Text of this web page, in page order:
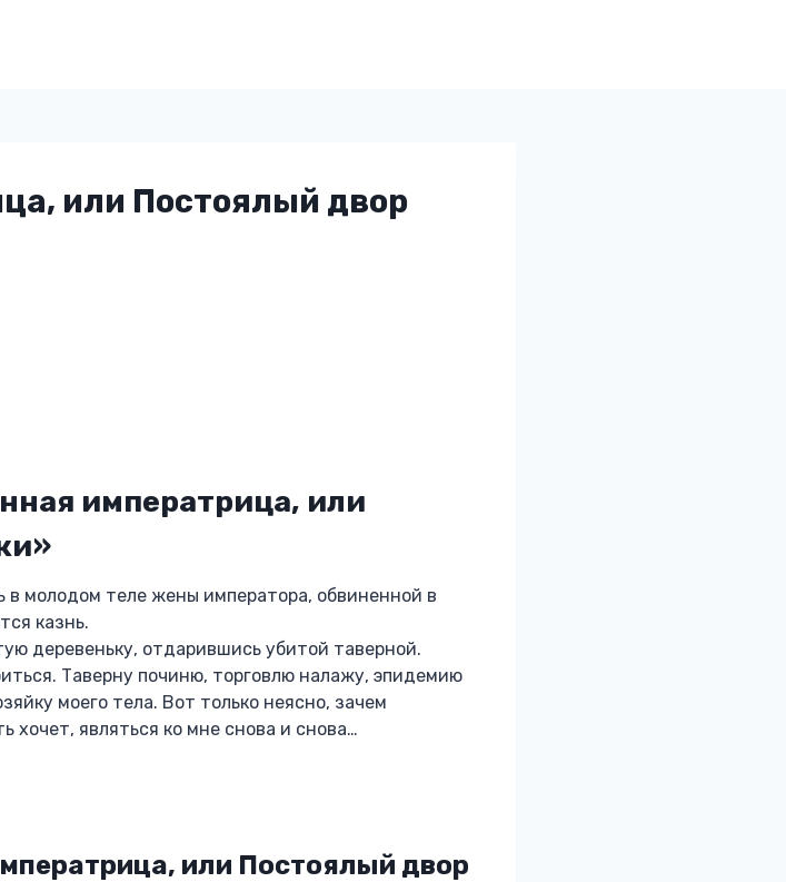
или Постоялый двор
императрица, или
молодом теле жены императора, обвиненной в
казнь.
деревеньку, отдарившись убитой таверной.
Таверну починю, торговлю налажу, эпидемию
моего тела. Вот только неясно, зачем
хочет, являться ко мне снова и снова…
или Постоялый двор